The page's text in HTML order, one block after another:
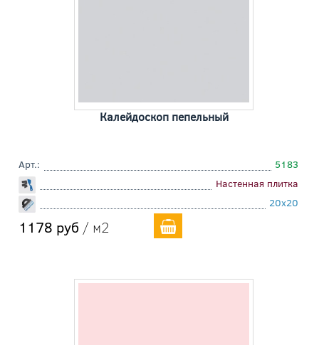
Калейдоскоп пепельный
Арт.:
5183
Настенная плитка
20x20
1178 руб / м2